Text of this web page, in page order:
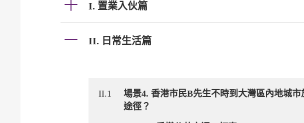
I. 置業入伙篇
II. 日常生活篇
II.1
場景4. 香港市民B先生不時到大灣區內地城
途徑？